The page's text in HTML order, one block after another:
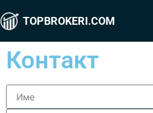
TOPBROKERI.COM
Контакт